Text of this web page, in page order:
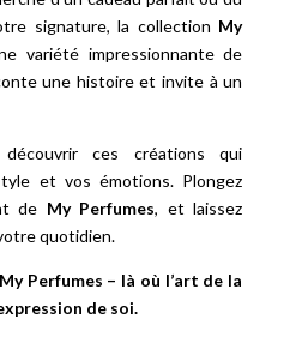
signature, la collection My
variété impressionnante de
une histoire et invite à un
ces créations qui
et vos émotions. Plongez
de My Perfumes, et laissez
quotidien.
Perfumes – là où l’art de la
de soi.